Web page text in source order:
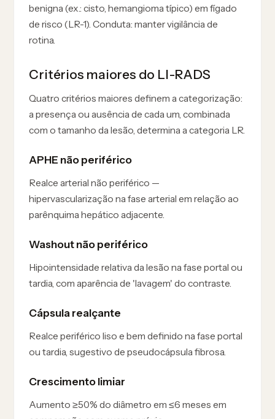
benigna (ex.: cisto, hemangioma típico) em fígado
de risco (LR-1). Conduta: manter vigilância de
rotina.
Critérios maiores do LI-RADS
Quatro critérios maiores definem a categorização:
a presença ou ausência de cada um, combinada
com o tamanho da lesão, determina a categoria LR.
APHE não periférico
Realce arterial não periférico —
hipervascularização na fase arterial em relação ao
parênquima hepático adjacente.
Washout não periférico
Hipointensidade relativa da lesão na fase portal ou
tardia, com aparência de 'lavagem' do contraste.
Cápsula realçante
Realce periférico liso e bem definido na fase portal
ou tardia, sugestivo de pseudocápsula fibrosa.
Crescimento limiar
Aumento ≥50% do diâmetro em ≤6 meses em